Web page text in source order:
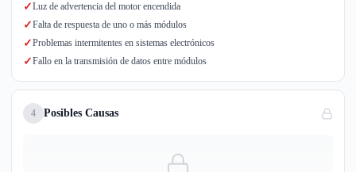
✓Luz de advertencia del motor encendida
✓Falta de respuesta de uno o más módulos
✓Problemas intermitentes en sistemas electrónicos
✓Fallo en la transmisión de datos entre módulos
4 Posibles Causas